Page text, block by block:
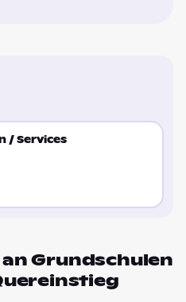
/ Services
an Grundschulen